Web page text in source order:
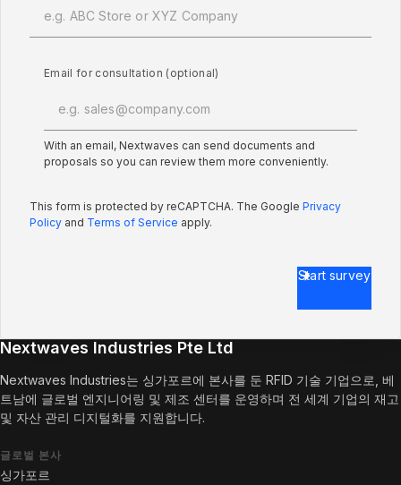
Email for consultation (optional)
With an email, Nextwaves can send documents and
proposals so you can review them more conveniently.
This form is protected by reCAPTCHA. The Google Privacy
Policy and Terms of Service apply.
Start survey
Nextwaves Industries Pte Ltd
Nextwaves Industries는 싱가포르에 본사를 둔 RFID 기술 기업으로, 베
트남에 글로벌 엔지니어링 및 제조 센터를 운영하며 전 세계 기업의 재고
및 자산 관리 디지털화를 지원합니다.
글로벌 본사
싱가포르